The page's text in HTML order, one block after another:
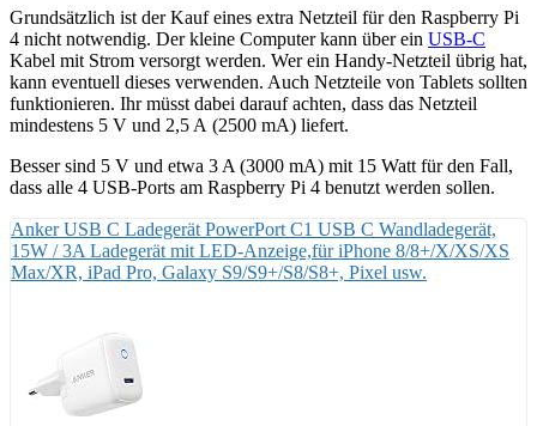
Grundsätzlich ist der Kauf eines extra Netzteil für den Raspberry Pi
4 nicht notwendig. Der kleine Computer kann über ein USB-C
Kabel mit Strom versorgt werden. Wer ein Handy-Netzteil übrig hat,
kann eventuell dieses verwenden. Auch Netzteile von Tablets sollten
funktionieren. Ihr müsst dabei darauf achten, dass das Netzteil
mindestens 5 V und 2,5 A (2500 mA) liefert.
Besser sind 5 V und etwa 3 A (3000 mA) mit 15 Watt für den Fall,
dass alle 4 USB-Ports am Raspberry Pi 4 benutzt werden sollen.
Anker USB C Ladegerät PowerPort C1 USB C Wandladegerät,
15W / 3A Ladegerät mit LED-Anzeige,für iPhone 8/8+/X/XS/XS
Max/XR, iPad Pro, Galaxy S9/S9+/S8/S8+, Pixel usw.